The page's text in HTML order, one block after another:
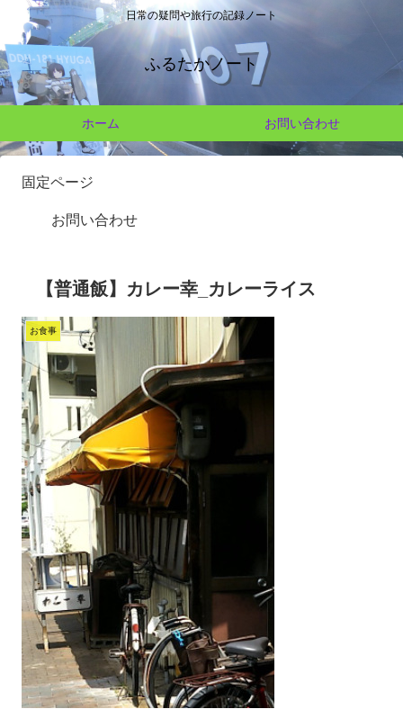
日常の疑問や旅行の記録ノート
ふるたかノート
ホーム お問い合わせ
固定ページ
お問い合わせ
【普通飯】カレー幸_カレーライス
お食事